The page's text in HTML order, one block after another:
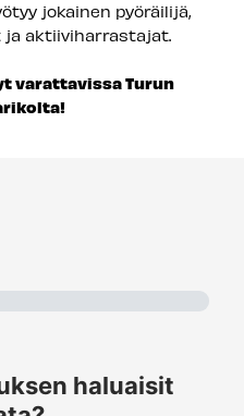
jokainen pyöräilijä,
ja aktiiviharrastajat.
varattavissa Turun